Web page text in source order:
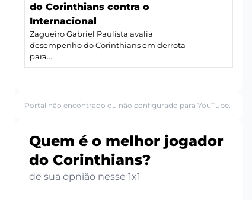
do Corinthians contra o
Internacional
Zagueiro Gabriel Paulista avalia
desempenho do Corinthians em derrota
para...
Portal não encontrado ou não configurado para YouTube.
Quem é o melhor jogador
do Corinthians?
de sua opnião nesse 1x1